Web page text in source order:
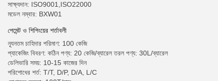
সাক্ষ্যদান: ISO9001,ISO22000
মডেল নম্বার: BXW01
পেমেন্ট ও শিপিংয়ের শর্তাবলী
ন্যূনতম চাহিদার পরিমাণ: 100 কেজি
প্যাকেজিং বিবরণ: কঠিন পণ্য: 20 কেজি/ব্যারেল তরল পণ্য: 30L/ব্যারেল
ডেলিভারি সময়: 10-15 কাজের দিন
পরিশোধের শর্ত: T/T, D/P, D/A, L/C